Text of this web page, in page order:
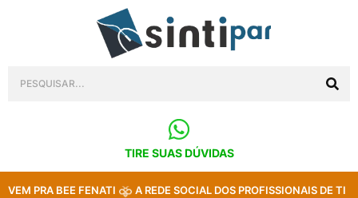
TIRE SUAS DÚVIDAS
VEM PRA BEE FENATI A REDE SOCIAL DOS PROFISSIONAIS DE TI